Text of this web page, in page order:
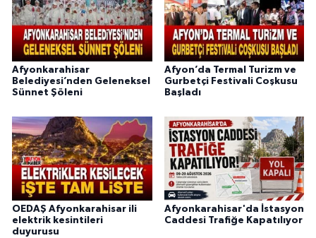
Afyonkarahisar
Belediyesi’nden Geleneksel
Sünnet Şöleni
Afyon’da Termal Turizm ve
Gurbetçi Festivali Coşkusu
Başladı
OEDAŞ Afyonkarahisar ili
elektrik kesintileri
duyurusu
Afyonkarahisar'da İstasyon
Caddesi Trafiğe Kapatılıyor